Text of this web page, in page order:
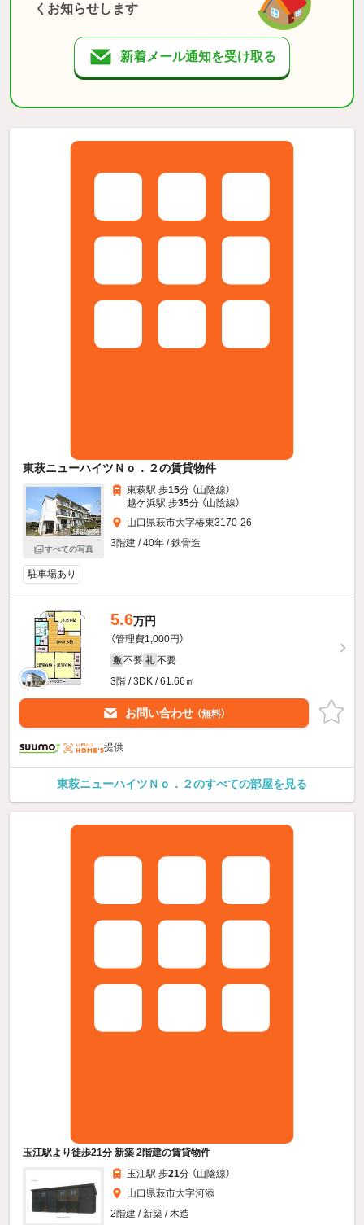
くお知らせします
新着メール通知を受け取る
東萩ニューハイツＮｏ．２の賃貸物件
すべての写真
東萩駅 歩15分 （山陰線）
越ケ浜駅 歩35分 （山陰線）
山口県萩市大字椿東3170-26
3階建 / 40年 / 鉄骨造
駐車場あり
5.6万円
（管理費1,000円）
敷 不要 礼 不要
3階 / 3DK / 61.66㎡
お問い合わせ （無料）
提供
東萩ニューハイツＮｏ．２のすべての部屋を見る
玉江駅より徒歩21分 新築 2階建の賃貸物件
玉江駅 歩21分 （山陰線）
山口県萩市大字河添
2階建 / 新築 / 木造